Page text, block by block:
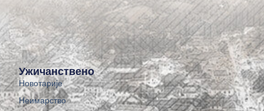
Ужичанствено
Новотарије
Неимарство